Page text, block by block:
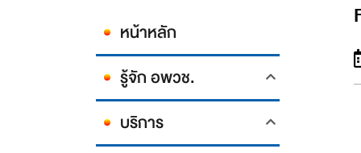
หน้าหลัก
รู้จัก อพวช.
บริการ